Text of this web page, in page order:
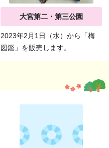
大宮第二・第三公園
2023年2月1日（水）から「梅
図鑑」を販売します。